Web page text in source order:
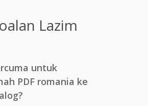
Lazim
untuk
PDF romania ke